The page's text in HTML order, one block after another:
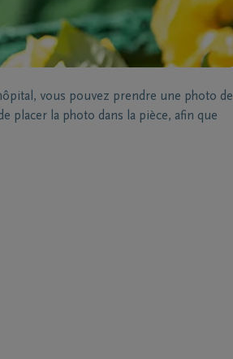
vous pouvez prendre une photo de
placer la photo dans la pièce, afin que